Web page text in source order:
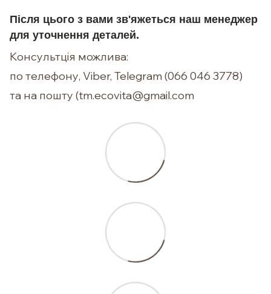
Після цього з вами зв'яжеться наш менеджер
для уточнення деталей.
Консультція можлива:
по телефону, Viber, Telegram (066 046 3778)
та на пошту (tm.ecovita@gmail.com